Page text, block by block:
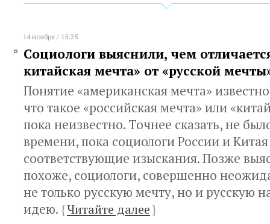
14 ноября / 15:25
Социологи выяснили, чем
китайская мечта» от «русской
Понятие «американская мечта»
что такое «российская мечта» или
пока неизвестно. Точнее сказать, не
времени, пока социологи России и
соответствующие изыскания. Позже
похоже, социологи, совершенно
не только русскую мечту, но и русскую
идею. {Читайте далее}